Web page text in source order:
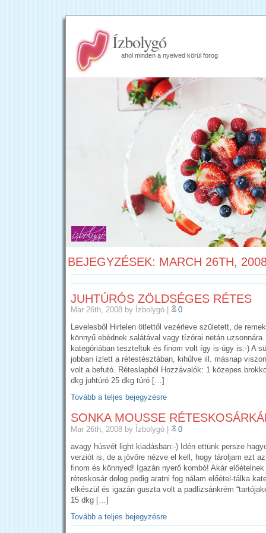
Ízbolygó
ahol minden a nyelved körül forog
BEJEGYZÉSEK: MARCH 26TH,
JUHTÚRÓS ZÖLDSÉGES RÉTES
Mar 26th, 2008 by Ízbolygó
0
Levelesből Hirtelen ötlettől vezérleve született, de
könnyű ebédnek salátával vagy tízórai netán
kategóriában teszteltük és finom volt így is-úgy is:-) A
jobban ízlett a rétestésztában, kihűlve ill. másnap
volt a befutó. Réteslapból Hozzávalók: 1 közepes
dkg juhtúró 25 dkg túró […]
Tovább a teljes bejegyzésre
SONKA MOUSSE
Mar 26th, 2008 by Ízbolygó |
0
avagy húsvét light kiadásban:-) Idén ettünk persze
verziót is, de a jövőre nézve el kell, hogy tároljam ezt
finom és könnyed! Igazán nyerő kombó! Akár
réteskosár dolog pedig aratni fog nálam előétel-tálka
elkészül és igazán guszta volt a padlizsánkrém
15 dkg […]
Tovább a teljes bejegyzésre